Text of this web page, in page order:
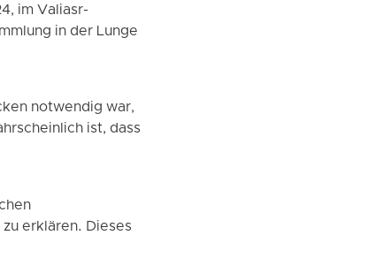
im Valiasr-
in der Lunge
notwendig war,
ist, dass
erklären. Dieses